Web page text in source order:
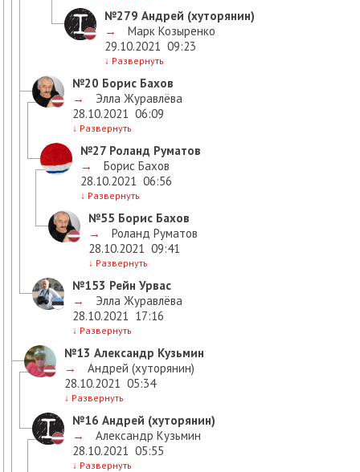
№279 Андрей (хуторянин)
→
Марк Козыренко
29.10.2021 09:23
↓ Развернуть
№20 Борис Бахов
→
Элла Журавлёва
28.10.2021 06:09
↓ Развернуть
№27 Роланд Руматов
→
Борис Бахов
28.10.2021 06:56
↓ Развернуть
№55 Борис Бахов
→
Роланд Руматов
28.10.2021 09:41
↓ Развернуть
№153 Рейн Урвас
→
Элла Журавлёва
28.10.2021 17:16
↓ Развернуть
№13 Александр Кузьмин
→
Андрей (хуторянин)
28.10.2021 05:34
↓ Развернуть
№16 Андрей (хуторянин)
→
Александр Кузьмин
28.10.2021 05:55
↓ Развернуть